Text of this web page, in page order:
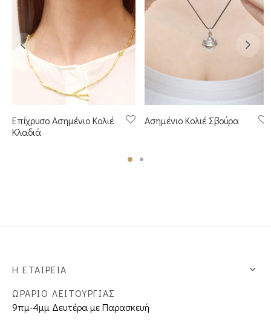
Επίχρυσο Ασημένιο Κολιέ
Κλαδιά
Ασημένιο Κολιέ Σβούρα
Η ΕΤΑΙΡΕΊΑ
ΩΡΑΡΙΟ ΛΕΙΤΟΥΡΓΙΑΣ
9πμ-4μμ Δευτέρα με Παρασκευή